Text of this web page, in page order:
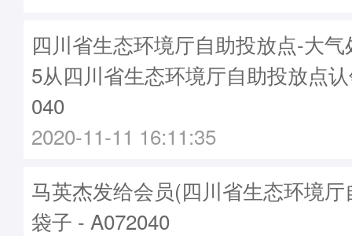
四川省生态环境厅自助投放点-大气
5从四川省生态环境厅自助投放点
040
2020-11-11 16:11:35
马英杰发给会员(四川省生态环境
袋子 - A072040